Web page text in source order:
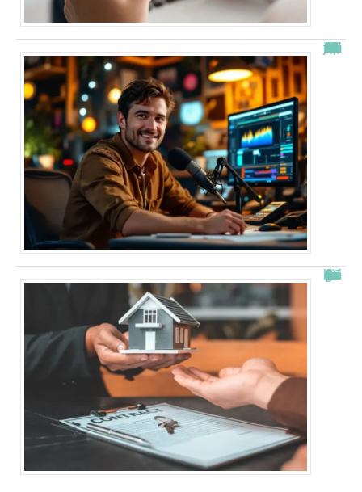
“Alexis Morel, journaliste : Qui est le fils de Apolline de Malherbe ?”
Combien de fois peut-on passer en commission logement ?